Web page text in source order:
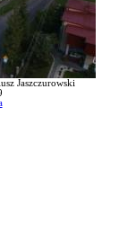
Jaszczurowski